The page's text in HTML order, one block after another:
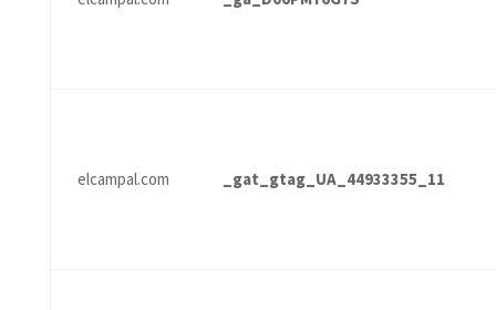
elcampal.com _gat_gtag_UA_44933355_11